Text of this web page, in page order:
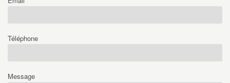
Téléphone
Message